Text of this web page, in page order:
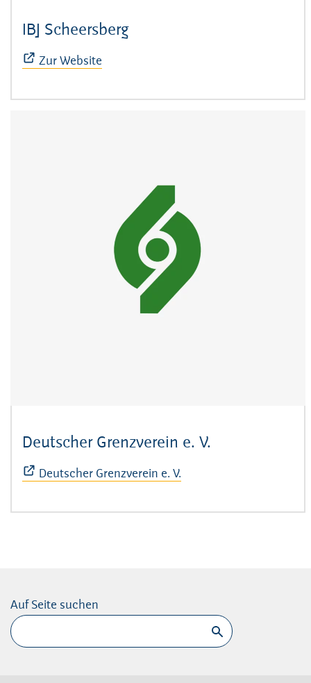
IBJ Scheersberg
Zur Website
Deutscher Grenzverein e. V.
Deutscher Grenzverein e. V.
Auf Seite suchen
Suchen